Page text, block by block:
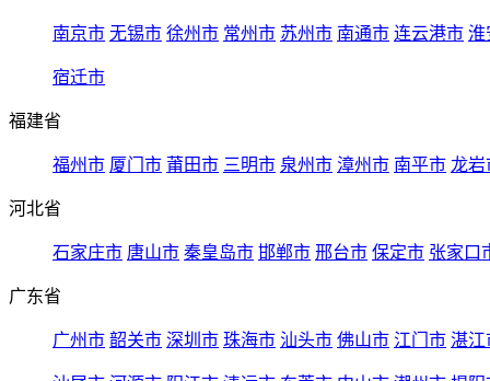
南京市 无锡市 徐州市 常州市 苏州市 南通市 连云港市 淮
宿迁市
福建省
福州市 厦门市 莆田市 三明市 泉州市 漳州市 南平市 龙岩
河北省
石家庄市 唐山市 秦皇岛市 邯郸市 邢台市 保定市 张家口
广东省
广州市 韶关市 深圳市 珠海市 汕头市 佛山市 江门市 湛江